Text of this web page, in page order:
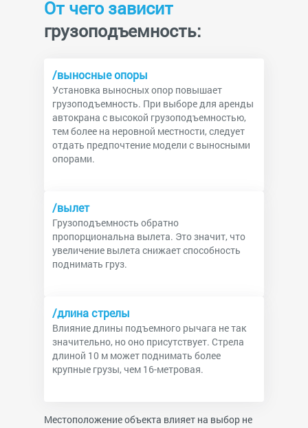
От чего зависит
грузоподъемность:
/выносные опоры
Установка выносных опор повышает
грузоподъемность. При выборе для аренды
автокрана с высокой грузоподъемностью,
тем более на неровной местности, следует
отдать предпочтение модели с выносными
опорами.
/вылет
Грузоподъемность обратно
пропорциональна вылета. Это значит, что
увеличение вылета снижает способность
поднимать груз.
/длина стрелы
Влияние длины подъемного рычага не так
значительно, но оно присутствует. Стрела
длиной 10 м может поднимать более
крупные грузы, чем 16-метровая.
Местоположение объекта влияет на выбор не